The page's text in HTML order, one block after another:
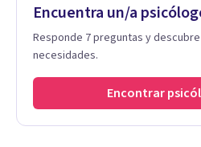
Encuentra un/a
Responde 7 preguntas y
necesidades.
Encontrar